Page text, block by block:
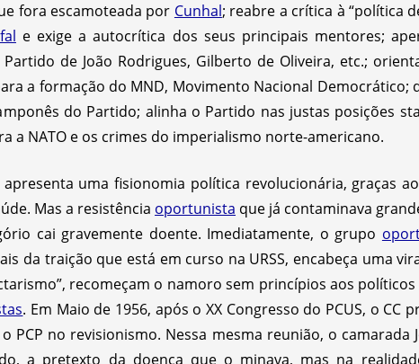
fora escamoteada por Cunhal; reabre a crítica à “política
e exige a autocrítica dos seus principais mentores;
de João Rodrigues, Gilberto de Oliveira, etc.;
a formação do MND, Movimento Nacional Democrático;
do Partido; alinha o Partido nas justas posições
a NATO e os crimes do imperialismo norte-americano.
apresenta uma fisionomia política revolucionária, graças
Mas a resistência oportunista que já contaminava
cai gravemente doente. Imediatamente, o grupo
da traição que está em curso na URSS, encabeça uma
recomeçam o namoro sem princípios aos
. Em Maio de 1956, após o XX Congresso do PCUS, o CC
PCP no revisionismo. Nessa mesma reunião, o camarada
a pretexto da doença que o minava, mas na